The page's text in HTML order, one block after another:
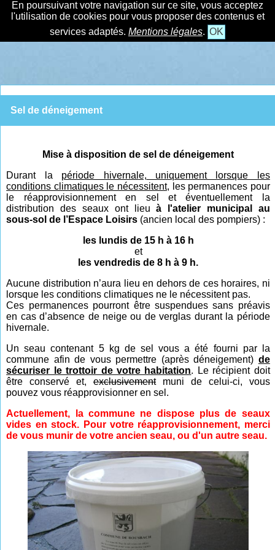
En poursuivant votre navigation sur ce site, vous acceptez
l'utilisation de cookies pour vous proposer des contenus et
services adaptés. Mentions légales. OK
Sel de déneigement
Mise à disposition de sel de déneigement
Durant la période hivernal e, uniquement lorsque les
conditions climatiques le nécessitent, les permanences pour
le réapprovisionnement en sel et éventuellement la
distribution des seaux ont lieuà l'atelier municipal au
sous-sol de l’Espace Loisirs (ancien local des pompiers) :
les lundis de 15 h à 16 h
et
les vendredis de 8 h à 9 h.
Aucune distribution n’aura lieu en dehors de ces horaires, ni
lorsque les conditions climatiques ne le nécessitent pas.
Ces permanences pourront être suspendues sans préavis
en cas d’absence de neige ou de verglas durant la période
hivernale.
Un seau contenant 5 kg de sel vous a été fourni par la
commune afin de vous permettre (après déneigement) de
sécuriser le trottoir de votre habitation. Le récipient doit
être conservé et,exclusivementmuni de celui-ci, vous
pouvez vous réapprovisionner en sel.
Actuellement, la commune ne dispose plus de seaux
vides en stock. Pour votre réapprovisionnement, merci
de vous munir de votre ancien seau, ou d'un autre seau.